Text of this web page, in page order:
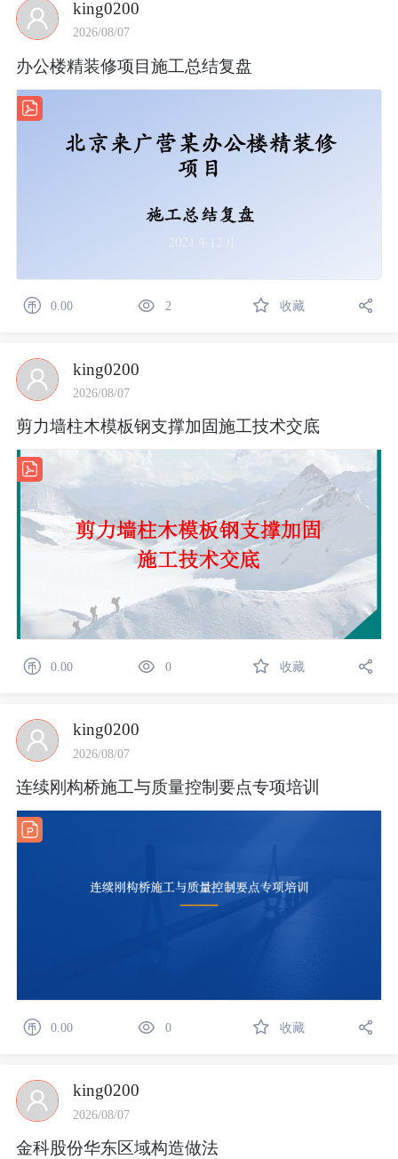
king0200
2026/08/07
办公楼精装修项目施工总结复盘
0.00 2 收藏
king0200
2026/08/07
剪力墙柱木模板钢支撑加固施工技术交底
0.00 0 收藏
king0200
2026/08/07
连续刚构桥施工与质量控制要点专项培训
0.00 0 收藏
king0200
2026/08/07
金科股份华东区域构造做法